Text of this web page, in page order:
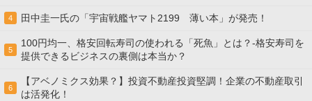
4 田中圭一氏の「宇宙戦艦ヤマト2199 薄い本」が発売！
5
100円均一、格安回転寿司の使われる「死魚」とは？-格安寿司を
提供できるビジネスの裏側は本当か？
6
【アベノミクス効果？】投資不動産投資堅調！企業の不動産取引
は活発化！